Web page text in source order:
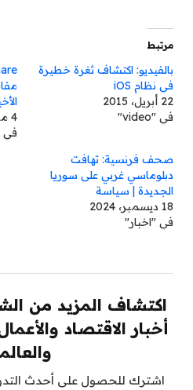
مرتبط
بالفيديو: اكتشاف ثغرة خطيرة
في نظام iOS
22 أبريل، 2015
في "video"
4 مايو، 2015
في
صحف فرنسية: تهافت
دبلوماسي غربي على سوريا
الجديدة | سياسة
18 ديسمبر، 2024
في "اخبار"
اكتشاف المزيد من
أخبار الاقتصاد
اشترك للحصول على أحدث